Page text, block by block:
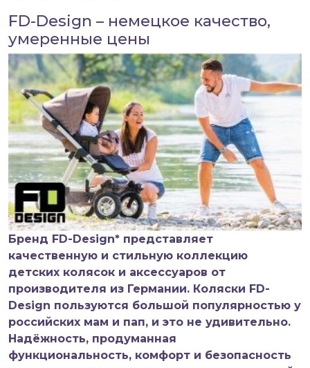
FD-Design – немецкое качество,
умеренные цены
Бренд FD-Design* представляет
качественную и стильную коллекцию
детских колясок и аксессуаров от
производителя из Германии. Коляски FD-
Design пользуются большой популярностью у
российских мам и пап, и это не удивительно.
Надёжность, продуманная
функциональность, комфорт и безопасность